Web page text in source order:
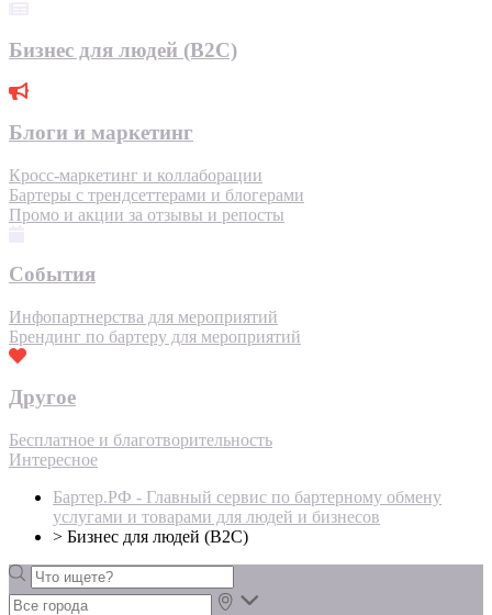
Бизнес для людей (B2C)
Блоги и маркетинг
Кросс-маркетинг и коллаборации
Бартеры с трендсеттерами и блогерами
Промо и акции за отзывы и репосты
События
Инфопартнерства для мероприятий
Брендинг по бартеру для мероприятий
Другое
Бесплатное и благотворительность
Интересное
Бартер.РФ - Главный сервис по бартерному обмену
услугами и товарами для людей и бизнесов
> Бизнес для людей (B2C)